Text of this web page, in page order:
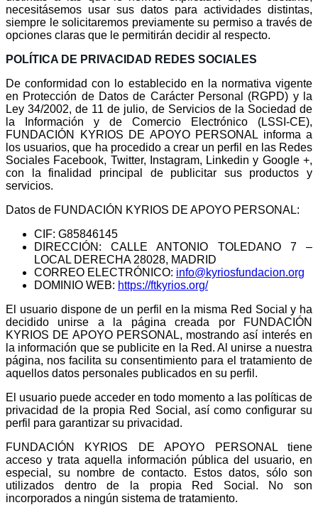
necesitásemos usar sus datos para actividades distintas,
siempre le solicitaremos previamente su permiso a través de
opciones claras que le permitirán decidir al respecto.
POLÍTICA DE PRIVACIDAD REDES SOCIALES
De conformidad con lo establecido en la normativa vigente
en Protección de Datos de Carácter Personal (RGPD) y la
Ley 34/2002, de 11 de julio, de Servicios de la Sociedad de
la Información y de Comercio Electrónico (LSSI-CE),
FUNDACIÓN KYRIOS DE APOYO PERSONAL informa a
los usuarios, que ha procedido a crear un perfil en las Redes
Sociales Facebook, Twitter, Instagram, Linkedin y Google +,
con la finalidad principal de publicitar sus productos y
servicios.
Datos de FUNDACIÓN KYRIOS DE APOYO PERSONAL:
CIF: G85846145
DIRECCIÓN: CALLE ANTONIO TOLEDANO 7 –
LOCAL DERECHA 28028, MADRID
CORREO ELECTRÓNICO: info@kyriosfundacion.org
DOMINIO WEB: https://ftkyrios.org/
El usuario dispone de un perfil en la misma Red Social y ha
decidido unirse a la página creada por FUNDACIÓN
KYRIOS DE APOYO PERSONAL, mostrando así interés en
la información que se publicite en la Red. Al unirse a nuestra
página, nos facilita su consentimiento para el tratamiento de
aquellos datos personales publicados en su perfil.
El usuario puede acceder en todo momento a las políticas de
privacidad de la propia Red Social, así como configurar su
perfil para garantizar su privacidad.
FUNDACIÓN KYRIOS DE APOYO PERSONAL tiene
acceso y trata aquella información pública del usuario, en
especial, su nombre de contacto. Estos datos, sólo son
utilizados dentro de la propia Red Social. No son
incorporados a ningún sistema de tratamiento.